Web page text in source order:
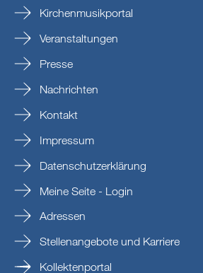
Kirchenmusikportal
Veranstaltungen
Presse
Nachrichten
Kontakt
Impressum
Datenschutzerklärung
Meine Seite - Login
Adressen
Stellenangebote und Karriere
Kollektenportal